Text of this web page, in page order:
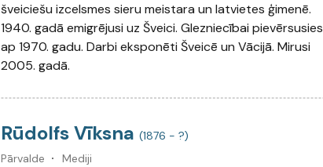
šveiciešu izcelsmes sieru meistara un latvietes ģimenē.
1940. gadā emigrējusi uz Šveici. Glezniecībai pievērsusies
ap 1970. gadu. Darbi eksponēti Šveicē un Vācijā. Mirusi
2005. gadā.
Rūdolfs Vīksna (1876 - ?)
Pārvalde
Mediji